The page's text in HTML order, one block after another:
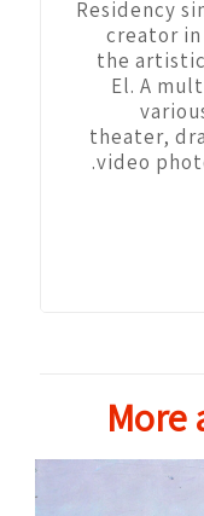
Residency
creator
the
El. A
theater,
video